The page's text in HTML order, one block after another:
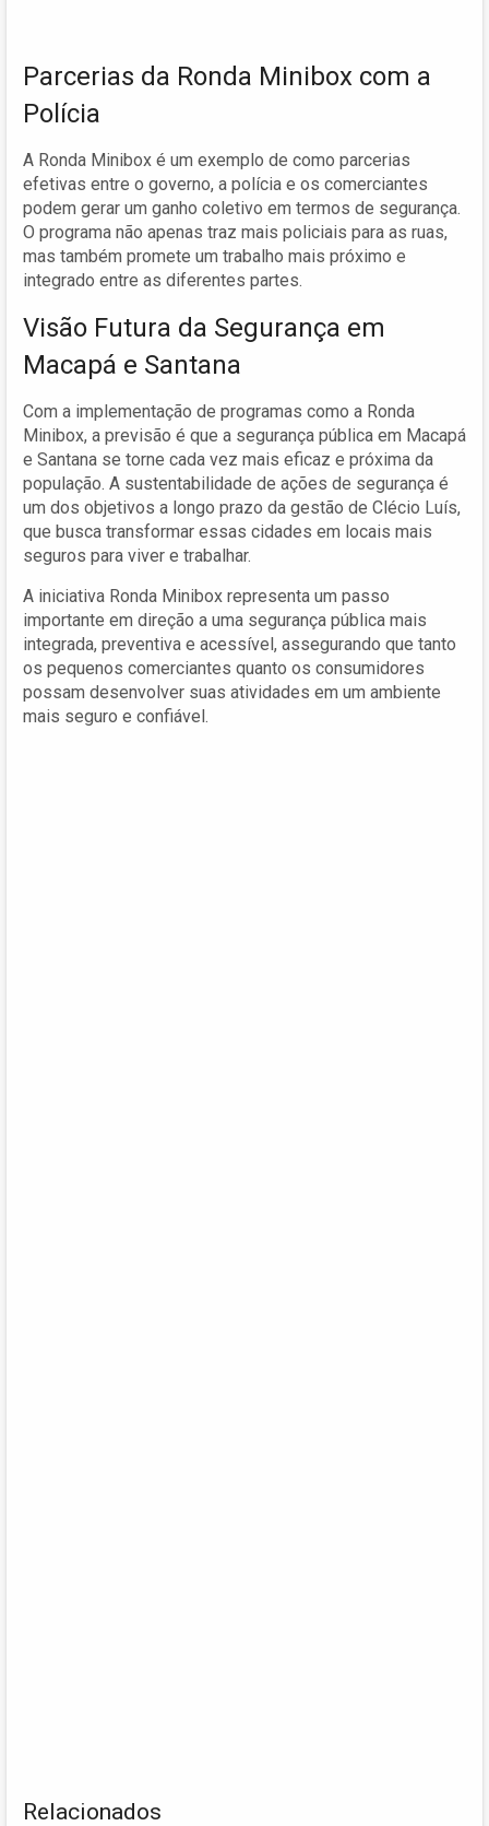
Parcerias da Ronda Minibox com a
Polícia
A Ronda Minibox é um exemplo de como parcerias
efetivas entre o governo, a polícia e os comerciantes
podem gerar um ganho coletivo em termos de segurança.
O programa não apenas traz mais policiais para as ruas,
mas também promete um trabalho mais próximo e
integrado entre as diferentes partes.
Visão Futura da Segurança em
Macapá e Santana
Com a implementação de programas como a Ronda
Minibox, a previsão é que a segurança pública em Macapá
e Santana se torne cada vez mais eficaz e próxima da
população. A sustentabilidade de ações de segurança é
um dos objetivos a longo prazo da gestão de Clécio Luís,
que busca transformar essas cidades em locais mais
seguros para viver e trabalhar.
A iniciativa Ronda Minibox representa um passo
importante em direção a uma segurança pública mais
integrada, preventiva e acessível, assegurando que tanto
os pequenos comerciantes quanto os consumidores
possam desenvolver suas atividades em um ambiente
mais seguro e confiável.
Relacionados